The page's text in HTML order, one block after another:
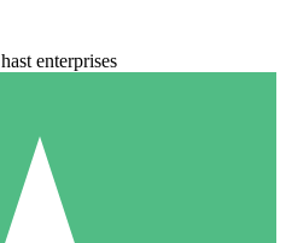
hast enterprises